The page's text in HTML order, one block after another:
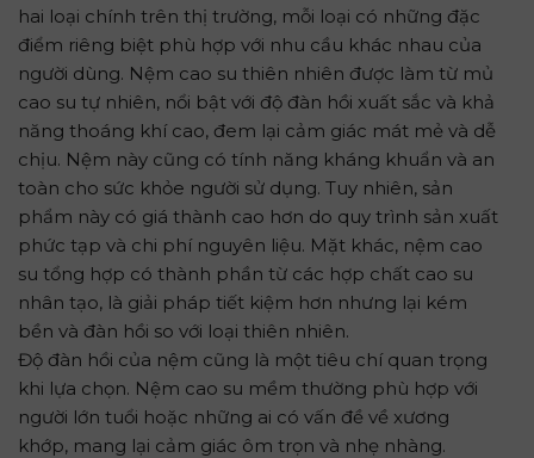
hai loại chính trên thị trường, mỗi loại có những đặc
điểm riêng biệt phù hợp với nhu cầu khác nhau của
người dùng. Nệm cao su thiên nhiên được làm từ mủ
cao su tự nhiên, nổi bật với độ đàn hồi xuất sắc và khả
năng thoáng khí cao, đem lại cảm giác mát mẻ và dễ
chịu. Nệm này cũng có tính năng kháng khuẩn và an
toàn cho sức khỏe người sử dụng. Tuy nhiên, sản
phẩm này có giá thành cao hơn do quy trình sản xuất
phức tạp và chi phí nguyên liệu. Mặt khác, nệm cao
su tổng hợp có thành phần từ các hợp chất cao su
nhân tạo, là giải pháp tiết kiệm hơn nhưng lại kém
bền và đàn hồi so với loại thiên nhiên.
Độ đàn hồi của nệm cũng là một tiêu chí quan trọng
khi lựa chọn. Nệm cao su mềm thường phù hợp với
người lớn tuổi hoặc những ai có vấn đề về xương
khớp, mang lại cảm giác ôm trọn và nhẹ nhàng.